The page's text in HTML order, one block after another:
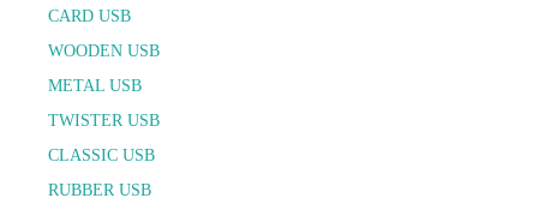
CARD USB
WOODEN USB
METAL USB
TWISTER USB
CLASSIC USB
RUBBER USB